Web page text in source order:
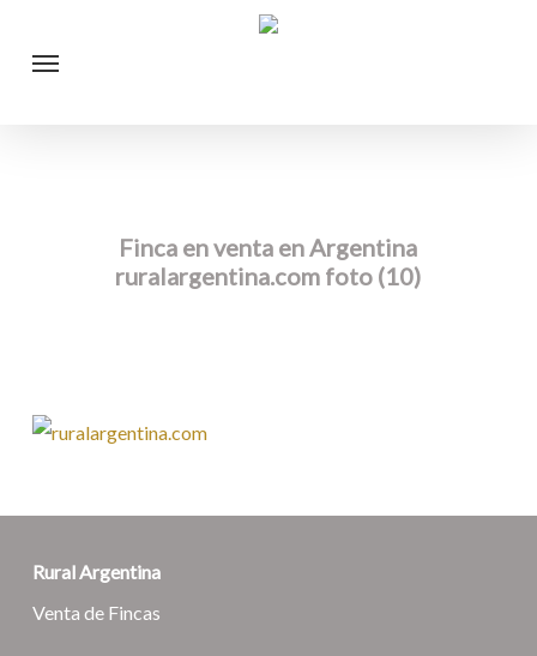
Menu
Finca en venta en Argentina
ruralargentina.com foto (10)
Rural Argentina
Venta de Fincas